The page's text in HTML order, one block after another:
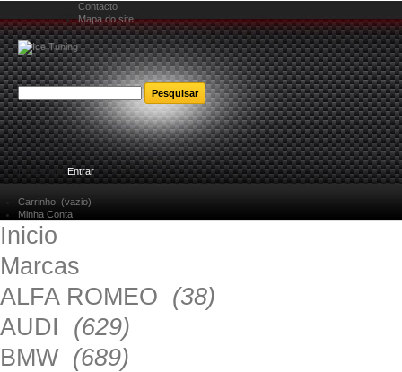
Contacto
Mapa do site
Bem-vindoEntrar
Carrinho: (vazio)
Minha Conta
Inicio
Marcas
ALFA ROMEO (38)
AUDI (629)
BMW (689)